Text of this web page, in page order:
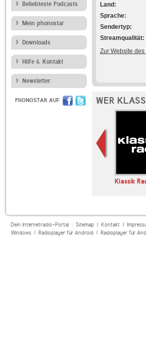
Beliebteste Podcasts
Mein phonostar
Downloads
Hilfe & Kontakt
Newsletter
PHONOSTAR AUF
Land
Sprache
Sendertyp
Streamqualität
Zur Website
WER
Klassik
Dein Internetradio-Portal : Sitemap| Kontakt|
Windows| Radioplayer für Android| Radioplayer für